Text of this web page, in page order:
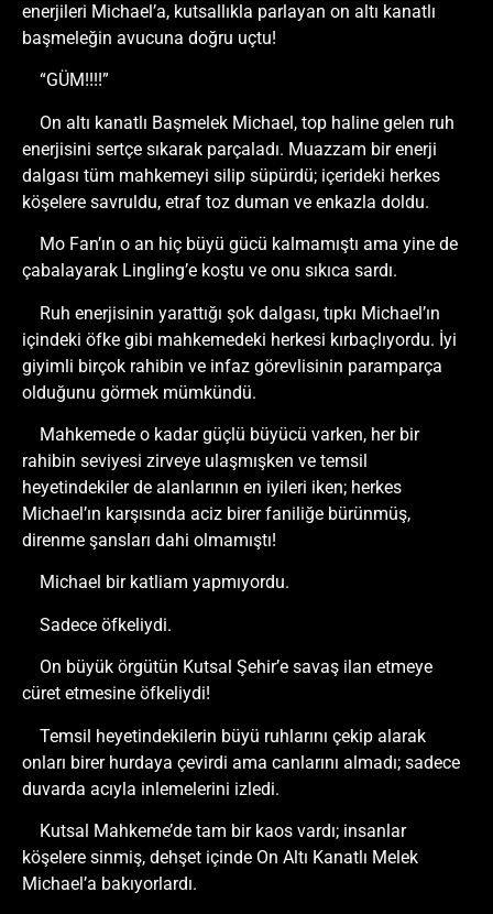
enerjileri Michael’a, kutsallıkla parlayan on altı kanatlı
başmeleğin avucuna doğru uçtu!
“GÜM!!!!”
On altı kanatlı Başmelek Michael, top haline gelen ruh
enerjisini sertçe sıkarak parçaladı. Muazzam bir enerji
dalgası tüm mahkemeyi silip süpürdü; içerideki herkes
köşelere savruldu, etraf toz duman ve enkazla doldu.
Mo Fan’ın o an hiç büyü gücü kalmamıştı ama yine de
çabalayarak Lingling’e koştu ve onu sıkıca sardı.
Ruh enerjisinin yarattığı şok dalgası, tıpkı Michael’ın
içindeki öfke gibi mahkemedeki herkesi kırbaçlıyordu. İyi
giyimli birçok rahibin ve infaz görevlisinin paramparça
olduğunu görmek mümkündü.
Mahkemede o kadar güçlü büyücü varken, her bir
rahibin seviyesi zirveye ulaşmışken ve temsil
heyetindekiler de alanlarının en iyileri iken; herkes
Michael’ın karşısında aciz birer faniliğe bürünmüş,
direnme şansları dahi olmamıştı!
Michael bir katliam yapmıyordu.
Sadece öfkeliydi.
On büyük örgütün Kutsal Şehir’e savaş ilan etmeye
cüret etmesine öfkeliydi!
Temsil heyetindekilerin büyü ruhlarını çekip alarak
onları birer hurdaya çevirdi ama canlarını almadı; sadece
duvarda acıyla inlemelerini izledi.
Kutsal Mahkeme’de tam bir kaos vardı; insanlar
köşelere sinmiş, dehşet içinde On Altı Kanatlı Melek
Michael’a bakıyorlardı.